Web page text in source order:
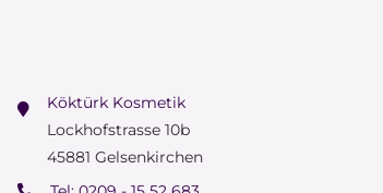
Köktürk Kosmetik
Lockhofstrasse 10b
45881 Gelsenkirchen